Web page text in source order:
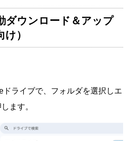
ダウンロード＆アップ
）
ドライブで、フォルダを選択しエ
ます。